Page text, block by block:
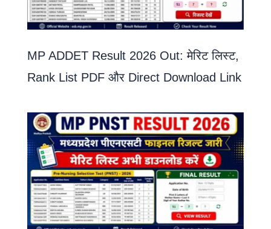
MP ADDET Result 2026 Out: मेरिट लिस्ट,
Rank List PDF और Direct Download Link